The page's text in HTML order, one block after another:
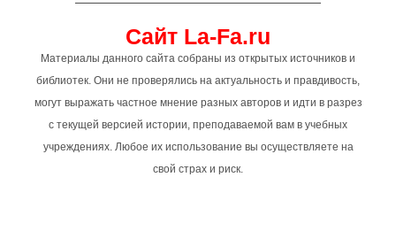
Сайт La-Fa.ru
Материалы данного сайта собраны из открытых источников и
библиотек. Они не проверялись на актуальность и правдивость,
могут выражать частное мнение разных авторов и идти в разрез
с текущей версией истории, преподаваемой вам в учебных
учреждениях. Любое их использование вы осуществляете на
свой страх и риск.